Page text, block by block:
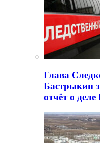
Глава
Бастрыкин
отчёт о